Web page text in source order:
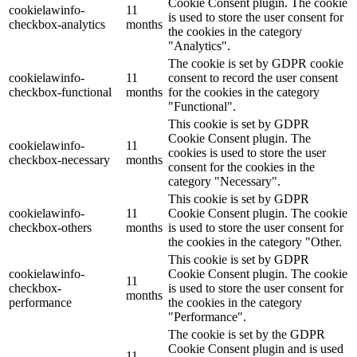
cookielawinfo-
checkbox-analytics
11
months
Cookie Consent plugin. The cookie
is used to store the user consent for
the cookies in the category
"Analytics".
cookielawinfo-
checkbox-functional
11
months
The cookie is set by GDPR cookie
consent to record the user consent
for the cookies in the category
"Functional".
cookielawinfo-
checkbox-necessary
11
months
This cookie is set by GDPR
Cookie Consent plugin. The
cookies is used to store the user
consent for the cookies in the
category "Necessary".
cookielawinfo-
checkbox-others
11
months
This cookie is set by GDPR
Cookie Consent plugin. The cookie
is used to store the user consent for
the cookies in the category "Other.
cookielawinfo-
checkbox-
performance
11
months
This cookie is set by GDPR
Cookie Consent plugin. The cookie
is used to store the user consent for
the cookies in the category
"Performance".
The cookie is set by the GDPR
Cookie Consent plugin and is used